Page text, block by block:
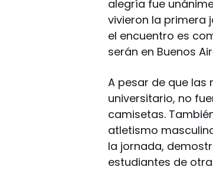
alegría fue
vivieron la primera
el encuentro es
serán en Buenos
A pesar de que las
universitario, no
camisetas.
atletismo
la jornada,
estudiantes de